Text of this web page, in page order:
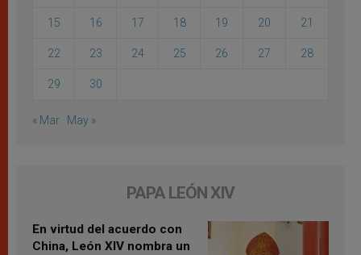
15 16 17 18 19 20 21
22 23 24 25 26 27 28
29 30
« Mar May »
PAPA LEÓN XIV
En virtud del acuerdo con
China, León XIV nombra un